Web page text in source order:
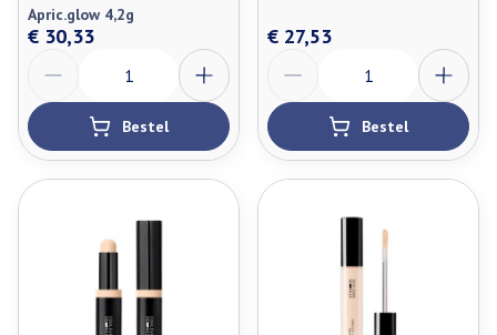
Apric.glow 4,2g
€ 30,33
Bestel
€ 27,53
Bestel